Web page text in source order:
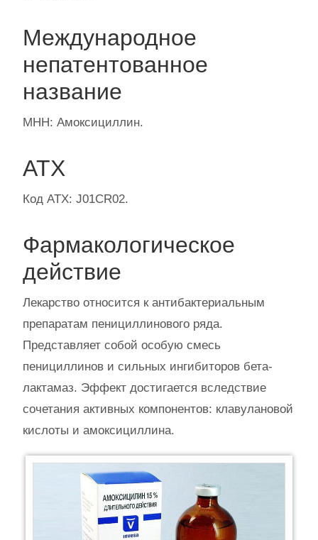
Международное
непатентованное
название
МНН: Амоксициллин.
АТХ
Код АТХ: J01СR02.
Фармакологическое
действие
Лекарство относится к антибактериальным
препаратам пенициллинового ряда.
Представляет собой особую смесь
пенициллинов и сильных ингибиторов бета-
лактамаз. Эффект достигается вследствие
сочетания активных компонентов: клавулановой
кислоты и амоксициллина.